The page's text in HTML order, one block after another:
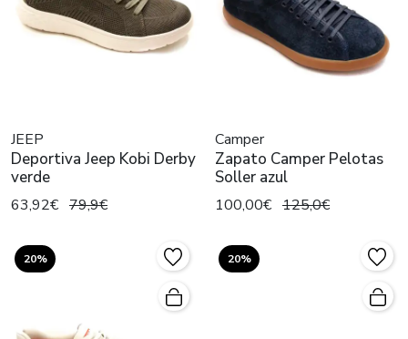
JEEP
Deportiva Jeep Kobi Derby
verde
63,92€ 79,9€
Camper
Zapato Camper Pelotas
Soller azul
100,00€ 125,0€
20% 20%